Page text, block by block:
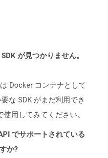
が見つかりません。
Docker コンテナとして
な SDK がまだ利用でき
用してみてください。
でサポートされている
か?